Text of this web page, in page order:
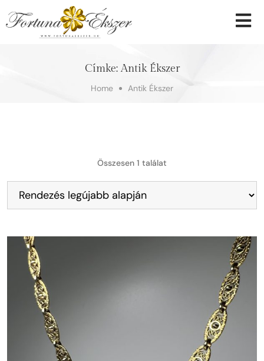
Címke:Antik Ékszer
Home Antik Ékszer
Összesen 1 találat